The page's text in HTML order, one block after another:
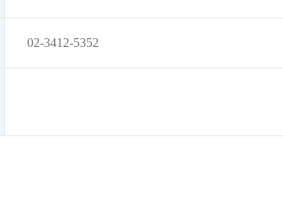
02-3412-5352